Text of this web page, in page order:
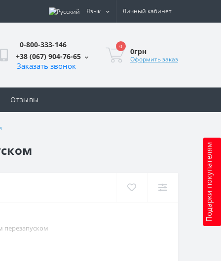
Язык Личный кабинет
0-800-333-146
+38 (067) 904-76-65
Заказать звонок
0
0грн
Оформить заказ
Подарки покупателям
Отзывы
перезапуском